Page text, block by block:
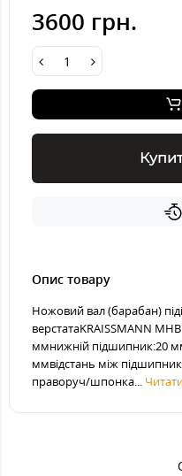
3600 грн.
Опис товару
Ножовий вал (барабан)
верстатаKRAISSMANN
ммнижній підшипник:20
ммвідстань між
праворуч/шпонка...